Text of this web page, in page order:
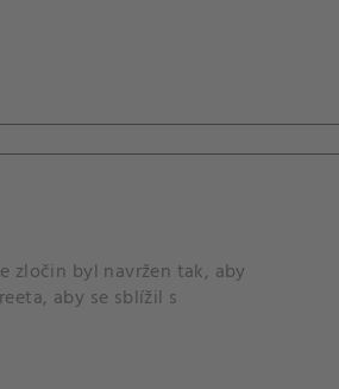
zločin byl navržen tak, aby
aby se sblížil s